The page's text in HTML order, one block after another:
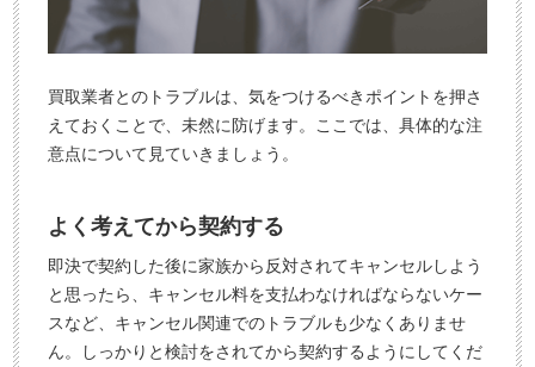
買取業者とのトラブルは、気をつけるべきポイントを押さ
えておくことで、未然に防げます。ここでは、具体的な注
意点について見ていきましょう。
よく考えてから契約する
即決で契約した後に家族から反対されてキャンセルしよう
と思ったら、キャンセル料を支払わなければならないケー
スなど、キャンセル関連でのトラブルも少なくありませ
ん。しっかりと検討をされてから契約するようにしてくだ